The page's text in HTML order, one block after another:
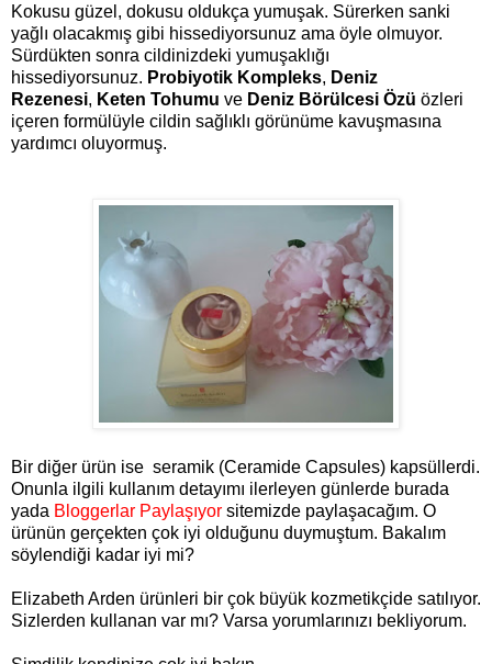
Kokusu güzel, dokusu oldukça yumuşak. Sürerken sanki
yağlı olacakmış gibi hissediyorsunuz ama öyle olmuyor.
Sürdükten sonra cildinizdeki yumuşaklığı
hissediyorsunuz. Probiyotik Kompleks, Deniz
Rezenesi, Keten Tohumu ve Deniz Börülcesi Özü özleri
içeren formülüyle cildin sağlıklı görünüme kavuşmasına
yardımcı oluyormuş.
Bir diğer ürün ise seramik (Ceramide Capsules) kapsüllerdi.
Onunla ilgili kullanım detayımı ilerleyen günlerde burada
yada Bloggerlar Paylaşıyor sitemizde paylaşacağım. O
ürünün gerçekten çok iyi olduğunu duymuştum. Bakalım
söylendiği kadar iyi mi?
Elizabeth Arden ürünleri bir çok büyük kozmetikçide satılıyor.
Sizlerden kullanan var mı? Varsa yorumlarınızı bekliyorum.